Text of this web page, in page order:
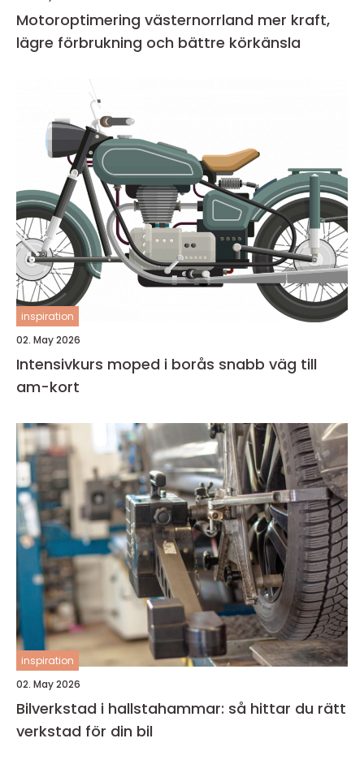
Motoroptimering västernorrland mer kraft,
lägre förbrukning och bättre körkänsla
inspiration
02. May 2026
Intensivkurs moped i borås snabb väg till
am-kort
inspiration
02. May 2026
Bilverkstad i hallstahammar: så hittar du rätt
verkstad för din bil